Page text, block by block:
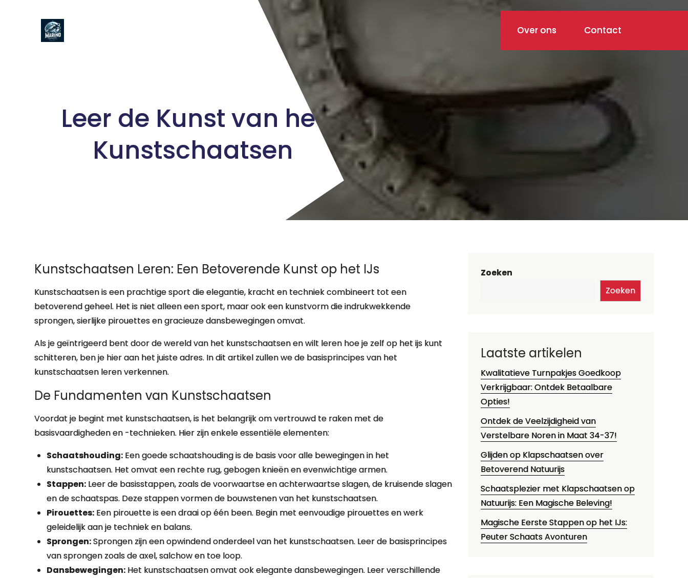
Over ons Contact
Leer de Kunst van het
Kunstschaatsen
Kunstschaatsen Leren: Een Betoverende Kunst op het IJs
Kunstschaatsen is een prachtige sport die elegantie, kracht en techniek combineert tot een
betoverend geheel. Het is niet alleen een sport, maar ook een kunstvorm die indrukwekkende
sprongen, sierlijke pirouettes en gracieuze dansbewegingen omvat.
Als je geïntrigeerd bent door de wereld van het kunstschaatsen en wilt leren hoe je zelf op het ijs kunt
schitteren, ben je hier aan het juiste adres. In dit artikel zullen we de basisprincipes van het
kunstschaatsen leren verkennen.
De Fundamenten van Kunstschaatsen
Voordat je begint met kunstschaatsen, is het belangrijk om vertrouwd te raken met de
basisvaardigheden en -technieken. Hier zijn enkele essentiële elementen:
Schaatshouding: Een goede schaatshouding is de basis voor alle bewegingen in het
kunstschaatsen. Het omvat een rechte rug, gebogen knieën en evenwichtige armen.
Stappen: Leer de basisstappen, zoals de voorwaartse en achterwaartse slagen, de kruisende slagen
en de schaatspas. Deze stappen vormen de bouwstenen van het kunstschaatsen.
Pirouettes: Een pirouette is een draai op één been. Begin met eenvoudige pirouettes en werk
geleidelijk aan je techniek en balans.
Sprongen:Sprongen zijn een opwindend onderdeel van het kunstschaatsen. Leer de basisprincipes
van sprongen zoals de axel, salchow en toe loop.
Dansbewegingen: Het kunstschaatsen omvat ook elegante dansbewegingen. Leer verschillende
Zoeken
Zoeken
Laatste artikelen
Kwalitatieve Turnpakjes Goedkoop
Verkrijgbaar: Ontdek Betaalbare
Opties!
Ontdek de Veelzijdigheid van
Verstelbare Noren in Maat 34-37!
Glijden op Klapschaatsen over
Betoverend Natuurijs
Schaatsplezier met Klapschaatsen op
Natuurijs: Een Magische Beleving!
Magische Eerste Stappen op het IJs:
Peuter Schaats Avonturen